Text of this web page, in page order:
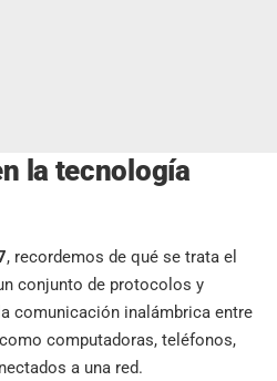
la tecnología
, recordemos de qué se trata el
conjunto de protocolos y
comunicación inalámbrica entre
computadoras, teléfonos,
a una red.